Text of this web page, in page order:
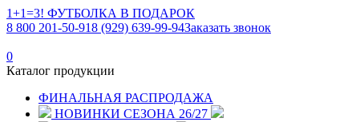
1+1=3! ФУТБОЛКА В ПОДАРОК
8 800 201-50-918 (929) 639-99-94Заказать звонок
0
Каталог продукции
ФИНАЛЬНАЯ РАСПРОДАЖА
НОВИНКИ СЕЗОНА 26/27